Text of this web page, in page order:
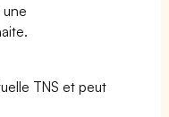
TNS et peut